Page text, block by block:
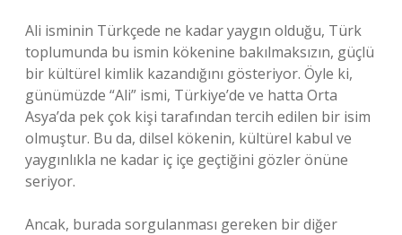
Ali isminin Türkçede ne kadar yaygın olduğu, Türk
toplumunda bu ismin kökenine bakılmaksızın, güçlü
bir kültürel kimlik kazandığını gösteriyor. Öyle ki,
günümüzde “Ali” ismi, Türkiye’de ve hatta Orta
Asya’da pek çok kişi tarafından tercih edilen bir isim
olmuştur. Bu da, dilsel kökenin, kültürel kabul ve
yaygınlıkla ne kadar iç içe geçtiğini gözler önüne
seriyor.
Ancak, burada sorgulanması gereken bir diğer